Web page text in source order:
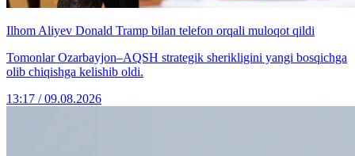
Ilhom Aliyev Donald Tramp bilan telefon orqali muloqot qildi
Tomonlar Ozarbayjon–AQSH strategik sherikligini yangi bosqichga
olib chiqishga kelishib oldi.
13:17 / 09.08.2026